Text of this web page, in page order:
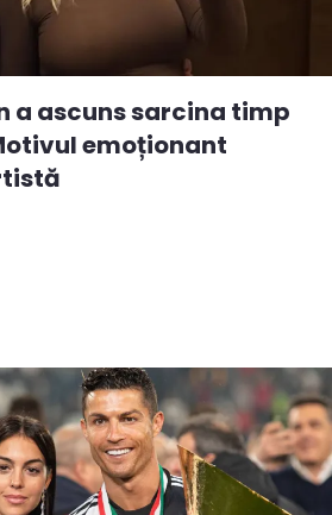
a ascuns sarcina timp
emoționant